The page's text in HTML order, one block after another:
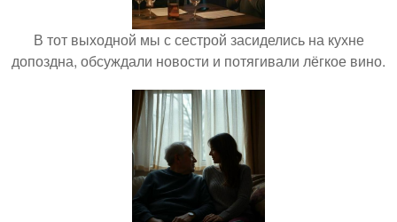
В тот выходной мы с сестрой засиделись на кухне
допоздна, обсуждали новости и потягивали лёгкое вино.